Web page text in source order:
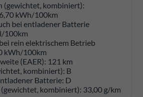
(gewichtet, kombiniert):
kWh/100km
bei entladener Batterie
100km
rein elektrischem Betrieb
kWh/100km
(EAER): 121 km
kombiniert): B
Batterie: D
kombiniert): 33,00 g/km